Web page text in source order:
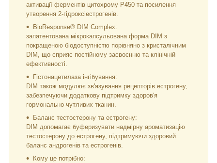
активації ферментів цитохрому P450 та посилення
утворення 2-гідроксіестрогенів.
BioResponse® DIM Complex:
запатентована мікрокапсульована форма DIM з
покращеною біодоступністю порівняно з кристалічним
DIM, що сприяє постійному засвоєнню та клінічній
ефективності.
Гістонацетилаза інгібування:
DIM також модулює зв'язування рецепторів естрогену,
забезпечуючи додаткову підтримку здоров'я
гормонально-чутливих тканин.
Баланс тестостерону та естрогену:
DIM допомагає буферизувати надмірну ароматизацію
тестостерону до естрогену, підтримуючи здоровий
баланс андрогенів та естрогенів.
Кому це потрібно: